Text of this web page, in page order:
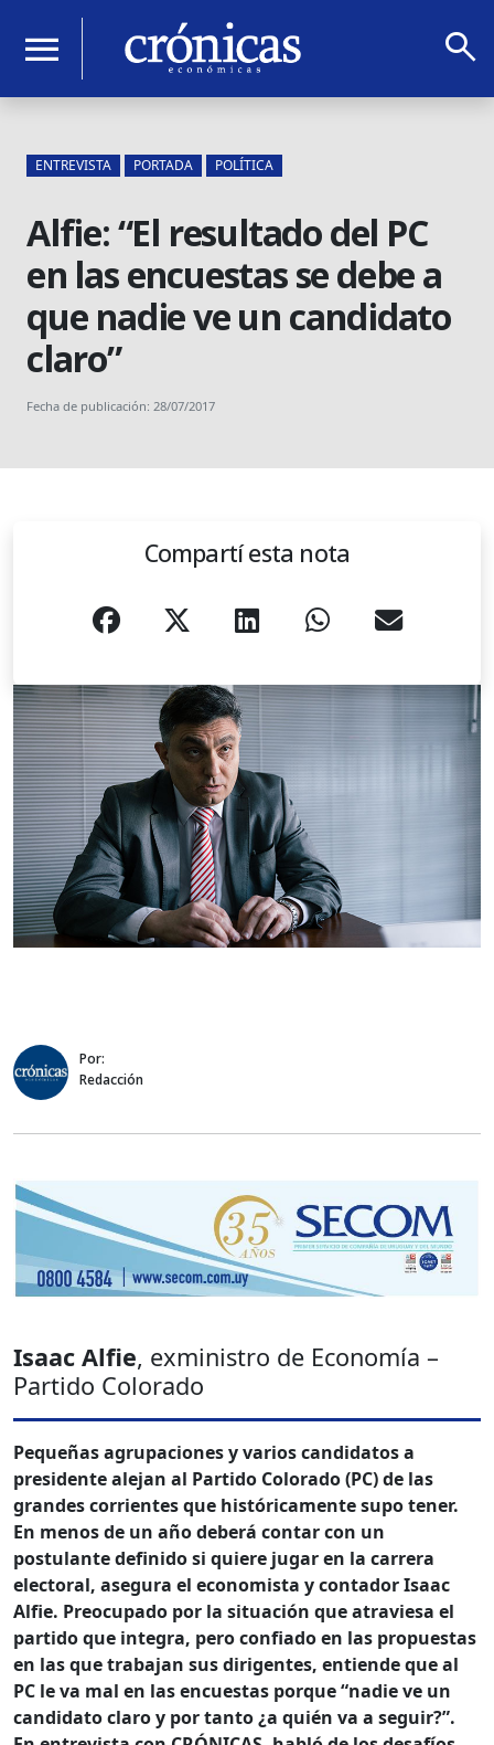
menu search
ENTREVISTA PORTADA POLÍTICA
Alfie: “El resultado del PC
en las encuestas se debe a
que nadie ve un candidato
claro”
Fecha de publicación: 28/07/2017
Compartí esta nota
Por:
Redacción
Isaac Alfie, exministro de Economía –
Partido Colorado
Pequeñas agrupaciones y varios candidatos a
presidente alejan al Partido Colorado (PC) de las
grandes corrientes que históricamente supo tener.
En menos de un año deberá contar con un
postulante definido si quiere jugar en la carrera
electoral, asegura el economista y contador Isaac
Alfie. Preocupado por la situación que atraviesa el
partido que integra, pero confiado en las propuestas
en las que trabajan sus dirigentes, entiende que al
PC le va mal en las encuestas porque “nadie ve un
candidato claro y por tanto ¿a quién va a seguir?”.